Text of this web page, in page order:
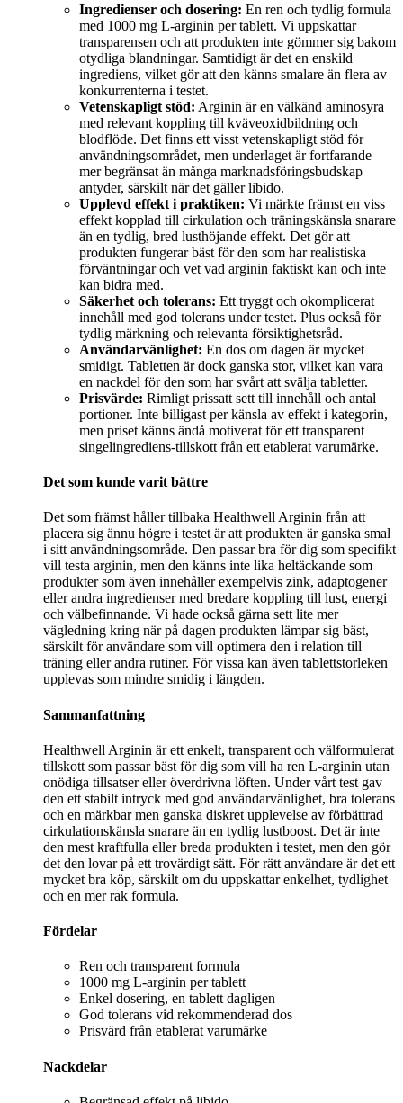
Ingredienser och dosering: En ren och tydlig formula
med 1000 mg L-arginin per tablett. Vi uppskattar
transparensen och att produkten inte gömmer sig bakom
otydliga blandningar. Samtidigt är det en enskild
ingrediens, vilket gör att den känns smalare än flera av
konkurrenterna i testet.
Vetenskapligt stöd: Arginin är en välkänd aminosyra
med relevant koppling till kväveoxidbildning och
blodflöde. Det finns ett visst vetenskapligt stöd för
användningsområdet, men underlaget är fortfarande
mer begränsat än många marknadsföringsbudskap
antyder, särskilt när det gäller libido.
Upplevd effekt i praktiken: Vi märkte främst en viss
effekt kopplad till cirkulation och träningskänsla snarare
än en tydlig, bred lusthöjande effekt. Det gör att
produkten fungerar bäst för den som har realistiska
förväntningar och vet vad arginin faktiskt kan och inte
kan bidra med.
Säkerhet och tolerans: Ett tryggt och okomplicerat
innehåll med god tolerans under testet. Plus också för
tydlig märkning och relevanta försiktighetsråd.
Användarvänlighet: En dos om dagen är mycket
smidigt. Tabletten är dock ganska stor, vilket kan vara
en nackdel för den som har svårt att svälja tabletter.
Prisvärde: Rimligt prissatt sett till innehåll och antal
portioner. Inte billigast per känsla av effekt i kategorin,
men priset känns ändå motiverat för ett transparent
singelingrediens-tillskott från ett etablerat varumärke.
Det som kunde varit bättre
Det som främst håller tillbaka Healthwell Arginin från att
placera sig ännu högre i testet är att produkten är ganska smal
i sitt användningsområde. Den passar bra för dig som specifikt
vill testa arginin, men den känns inte lika heltäckande som
produkter som även innehåller exempelvis zink, adaptogener
eller andra ingredienser med bredare koppling till lust, energi
och välbefinnande. Vi hade också gärna sett lite mer
vägledning kring när på dagen produkten lämpar sig bäst,
särskilt för användare som vill optimera den i relation till
träning eller andra rutiner. För vissa kan även tablettstorleken
upplevas som mindre smidig i längden.
Sammanfattning
Healthwell Arginin är ett enkelt, transparent och välformulerat
tillskott som passar bäst för dig som vill ha ren L-arginin utan
onödiga tillsatser eller överdrivna löften. Under vårt test gav
den ett stabilt intryck med god användarvänlighet, bra tolerans
och en märkbar men ganska diskret upplevelse av förbättrad
cirkulationskänsla snarare än en tydlig lustboost. Det är inte
den mest kraftfulla eller breda produkten i testet, men den gör
det den lovar på ett trovärdigt sätt. För rätt användare är det ett
mycket bra köp, särskilt om du uppskattar enkelhet, tydlighet
och en mer rak formula.
Fördelar
Ren och transparent formula
1000 mg L-arginin per tablett
Enkel dosering, en tablett dagligen
God tolerans vid rekommenderad dos
Prisvärd från etablerat varumärke
Nackdelar